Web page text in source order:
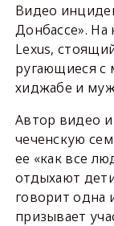
Видео
Донбассе».
Lexus,
ругающиеся
хиджабе и
Автор видео
чеченскую
ее «как все
отдыхают
говорит
призывает